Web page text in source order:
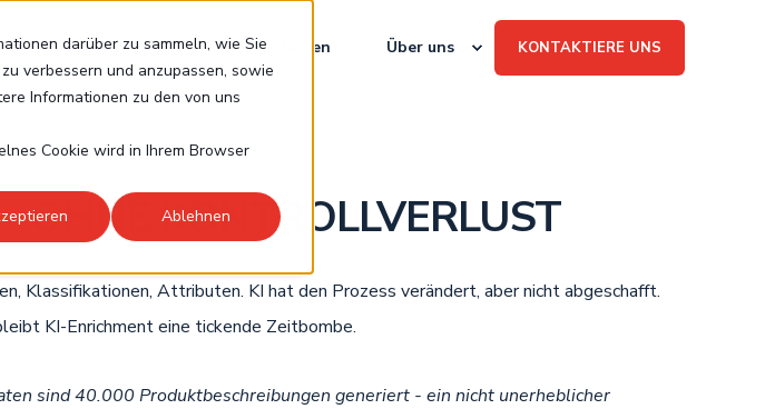
darüber zu sammeln, wie Sie
verbessern und anzupassen, sowie
Informationen zu den von uns
Cookie wird in Ihrem Browser
Ablehnen
Referenzen Technologien Über uns KONTAKTIERE UNS
OHNE KONTROLLVERLUST
Klassifikationen, Attributen. KI hat den Prozess verändert, aber nicht abgeschafft.
KI-Enrichment eine tickende Zeitbombe.
sind 40.000 Produktbeschreibungen generiert - ein nicht unerheblicher